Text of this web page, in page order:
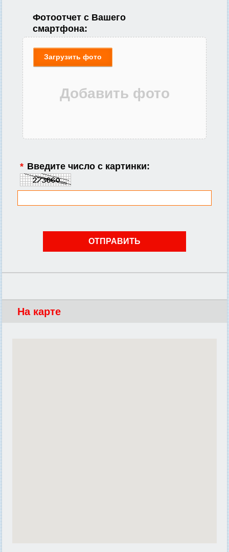
Фотоотчет с Вашего
смартфона:
Загрузить фото
* Введите число с картинки:
На карте